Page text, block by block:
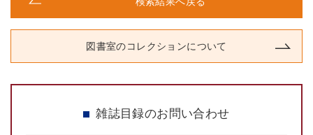
図書室のコレクションについて
雑誌目録のお問い合わせ